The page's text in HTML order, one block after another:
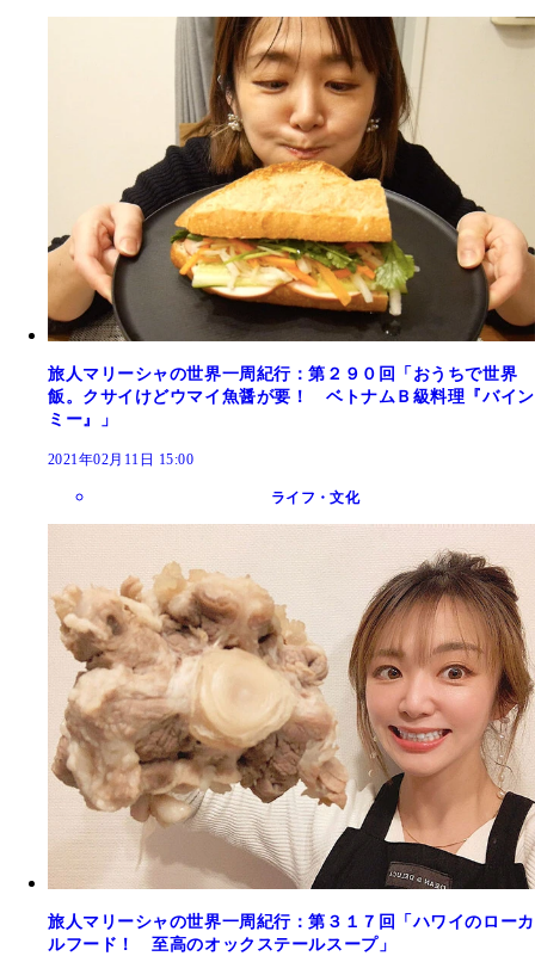
旅人マリーシャの世界一周紀行：第２９０回「おうちで世界
飯。クサイけどウマイ魚醤が要！ ベトナムＢ級料理『バイン
ミー』」
2021年02月11日 15:00
ライフ・文化
旅人マリーシャの世界一周紀行：第３１７回「ハワイのローカ
ルフード！ 至高のオックステールスープ」